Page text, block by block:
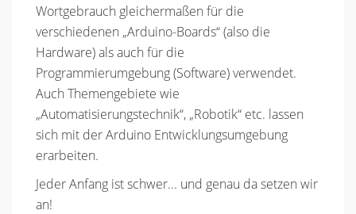
Wortgebrauch gleichermaßen für die
verschiedenen „Arduino-Boards“ (also die
Hardware) als auch für die
Programmierumgebung (Software) verwendet.
Auch Themengebiete wie
„Automatisierungstechnik“, „Robotik“ etc. lassen
sich mit der Arduino Entwicklungsumgebung
erarbeiten.
Jeder Anfang ist schwer... und genau da setzen wir
an!